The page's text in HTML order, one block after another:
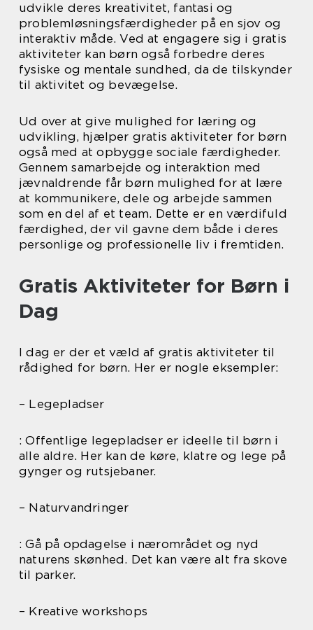
udvikle deres kreativitet, fantasi og
problemløsningsfærdigheder på en sjov og
interaktiv måde. Ved at engagere sig i gratis
aktiviteter kan børn også forbedre deres
fysiske og mentale sundhed, da de tilskynder
til aktivitet og bevægelse.
Ud over at give mulighed for læring og
udvikling, hjælper gratis aktiviteter for børn
også med at opbygge sociale færdigheder.
Gennem samarbejde og interaktion med
jævnaldrende får børn mulighed for at lære
at kommunikere, dele og arbejde sammen
som en del af et team. Dette er en værdifuld
færdighed, der vil gavne dem både i deres
personlige og professionelle liv i fremtiden.
Gratis Aktiviteter for Børn i
Dag
I dag er der et væld af gratis aktiviteter til
rådighed for børn. Her er nogle eksempler:
– Legepladser
: Offentlige legepladser er ideelle til børn i
alle aldre. Her kan de køre, klatre og lege på
gynger og rutsjebaner.
– Naturvandringer
: Gå på opdagelse i nærområdet og nyd
naturens skønhed. Det kan være alt fra skove
til parker.
– Kreative workshops